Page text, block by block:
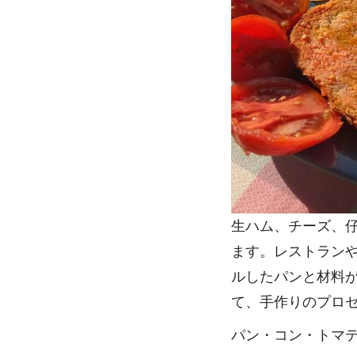
生ハム、チーズ、
ます。レストラン
ルしたパンと材料
て、手作りのプロ
パン・コン・トマ